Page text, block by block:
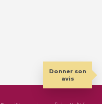
Donner son
avis